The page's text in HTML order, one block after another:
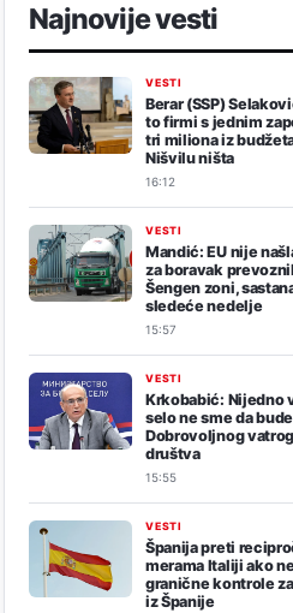
Najnovije vesti
VESTI
Berar (SSP)
to firmi s jednim
tri miliona iz
Nišvilu ništa
16:12
VESTI
Mandić: EU nije
za boravak
Šengen zoni,
sledeće nedelje
15:57
VESTI
Krkobabić: Nijedno
selo ne sme da
Dobrovoljnog
društva
15:55
VESTI
Španija preti
merama Italiji ako
granične kontrole
iz Španije